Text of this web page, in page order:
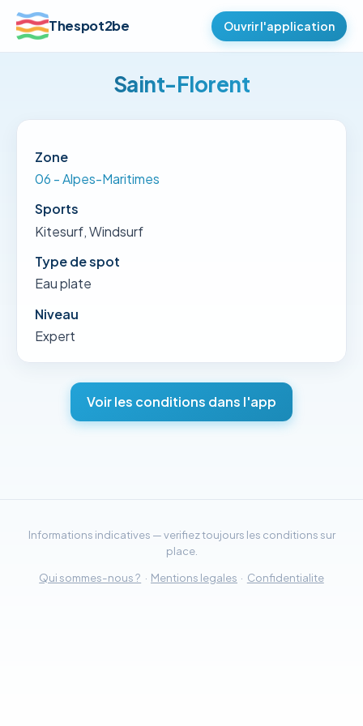
Thespot2be Ouvrir l'application
Saint-Florent
Zone
06 - Alpes-Maritimes
Sports
Kitesurf, Windsurf
Type de spot
Eau plate
Niveau
Expert
Voir les conditions dans l'app
Informations indicatives — verifiez toujours les conditions sur
place.
Qui sommes-nous ? · Mentions legales · Confidentialite